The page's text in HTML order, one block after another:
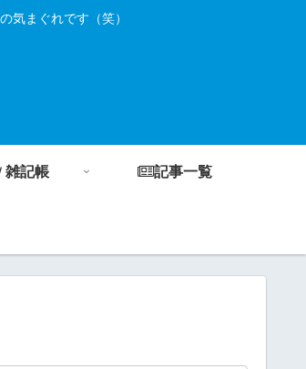
気まぐれです（笑）
雑記帳 記事一覧